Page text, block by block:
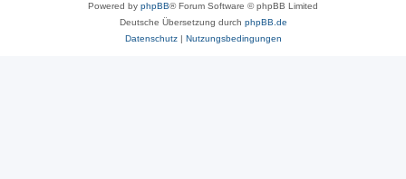
Powered by phpBB® Forum Software © phpBB Limited
Deutsche Übersetzung durch phpBB.de
Datenschutz| Nutzungsbedingungen